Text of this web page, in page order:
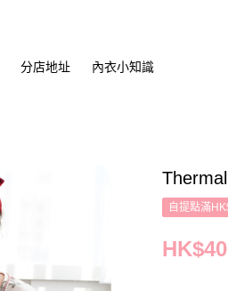
分店地址 內衣小知識
自提點滿